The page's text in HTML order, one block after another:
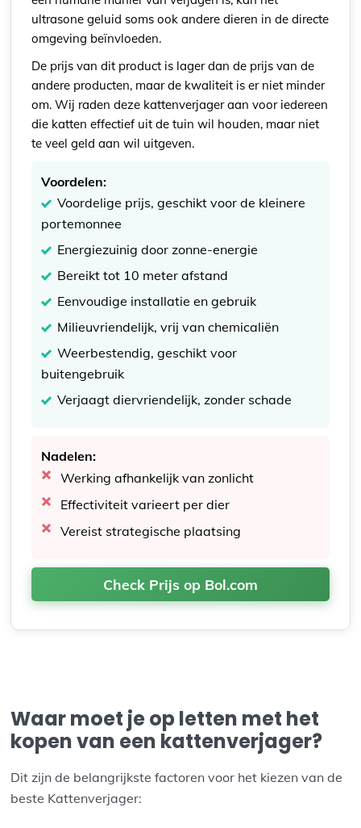
ultrasone geluid soms ook andere dieren in de directe
omgeving beïnvloeden.
De prijs van dit product is lager dan de prijs van de
andere producten, maar de kwaliteit is er niet minder
om. Wij raden deze kattenverjager aan voor iedereen
die katten effectief uit de tuin wil houden, maar niet
te veel geld aan wil uitgeven.
Voordelen:
Voordelige prijs, geschikt voor de kleinere
portemonnee
Energiezuinig door zonne-energie
Bereikt tot 10 meter afstand
Eenvoudige installatie en gebruik
Milieuvriendelijk, vrij van chemicaliën
Weerbestendig, geschikt voor
buitengebruik
Verjaagt diervriendelijk, zonder schade
Nadelen:
Werking afhankelijk van zonlicht
Effectiviteit varieert per dier
Vereist strategische plaatsing
Check Prijs op Bol.com
Waar moet je op letten met het
kopen van een kattenverjager?
Dit zijn de belangrijkste factoren voor het kiezen van de
beste Kattenverjager: